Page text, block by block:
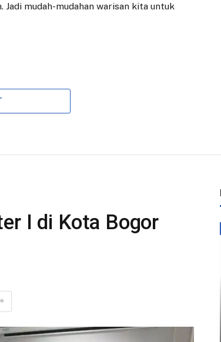
Jadi mudah-mudahan warisan kita untuk
I di Kota Bogor